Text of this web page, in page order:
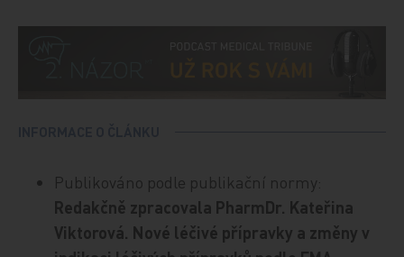
Publikováno podle publikační normy:
Redakčně zpracovala PharmDr. Kateřina
Viktorová. Nové léčivé přípravky a změny v